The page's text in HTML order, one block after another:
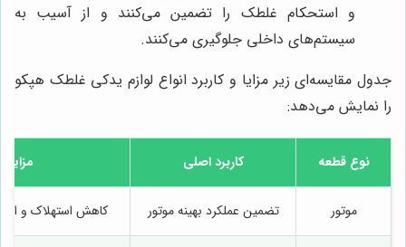
و استحکام غلطک را تضمین می‌کنند و از آسیب به
سیستم‌های داخلی جلوگیری می‌کنند.
جدول مقایسه‌ای زیر مزایا و کاربرد انواع لوازم یدکی غلطک هپکو
را نمایش می‌دهد:
نوع قطعه کاربرد اصلی مزایا
موتور تضمین عملکرد بهینه موتور کاهش استهلاک و